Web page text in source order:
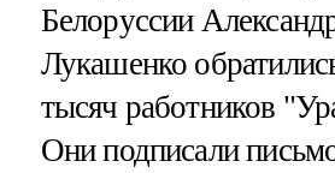
Белоруссии
Лукашенко
тысяч работников
Они подписали